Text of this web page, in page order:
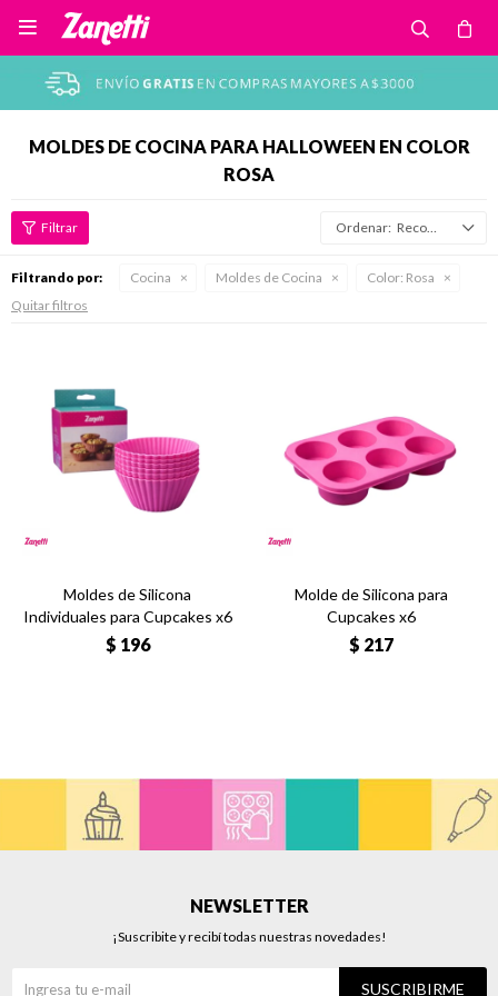

MOLDES DE COCINA PARA HALLOWEEN EN COLOR
ROSA
Recomendados
Filtrando por: Cocina Moldes de Cocina Color: Rosa
Quitar filtros
Moldes de Silicona
Individuales para Cupcakes x6
$ 196
Molde de Silicona para
Cupcakes x6
$ 217
NEWSLETTER
¡Suscribite y recibí todas nuestras novedades!
SUSCRIBIRME